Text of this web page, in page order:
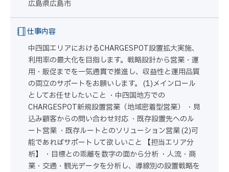
広島県広島市
仕事内容
中四国エリアにおけるCHARGESPOT設置拡大実施、
利用率の最大化を目指します。戦略設計から営業・運
用・販促までを一気通貫で推進し、収益性と運用品質
の両立のサポートをお願いします。 (1)メインロール
としてお任せしたいこと ・中四国地方での
CHARGESPOT新規設置営業（地域密着型営業） ・見
込み顧客からの問い合わせ対応 ・既存設置先へのル
ート営業 ・既存ルートとのソリューション営業 (2)可
能であればサポートして欲しいこと 【担当エリア分
析】 ・目標との乖離を数字の面から分析 ・人流・商
業・交通・観光データを分析し、導線別の設置戦略を